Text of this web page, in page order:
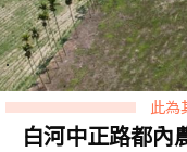
此為
白河中正路都內